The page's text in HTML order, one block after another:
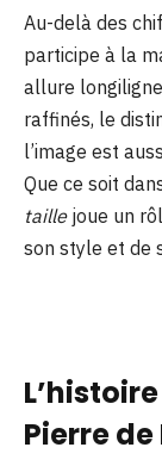
Au-delà des
participe à la
allure
raffinés, le
l’image est
Que ce soit
taillejoue un
son style et de
Pierre